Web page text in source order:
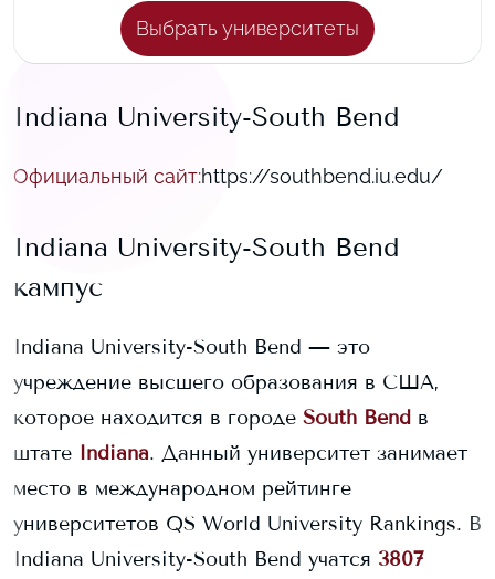
Выбрать университеты
Indiana University-South Bend
Официальный сайт:https://southbend.iu.edu/
Indiana University-South Bend
кампус
Indiana University-South Bend — это
учреждение высшего образования в США,
которое находится в городе South Bend в
штате Indiana. Данный университет занимает
место в международном рейтинге
университетов QS World University Rankings. В
Indiana University-South Bend учатся 3807